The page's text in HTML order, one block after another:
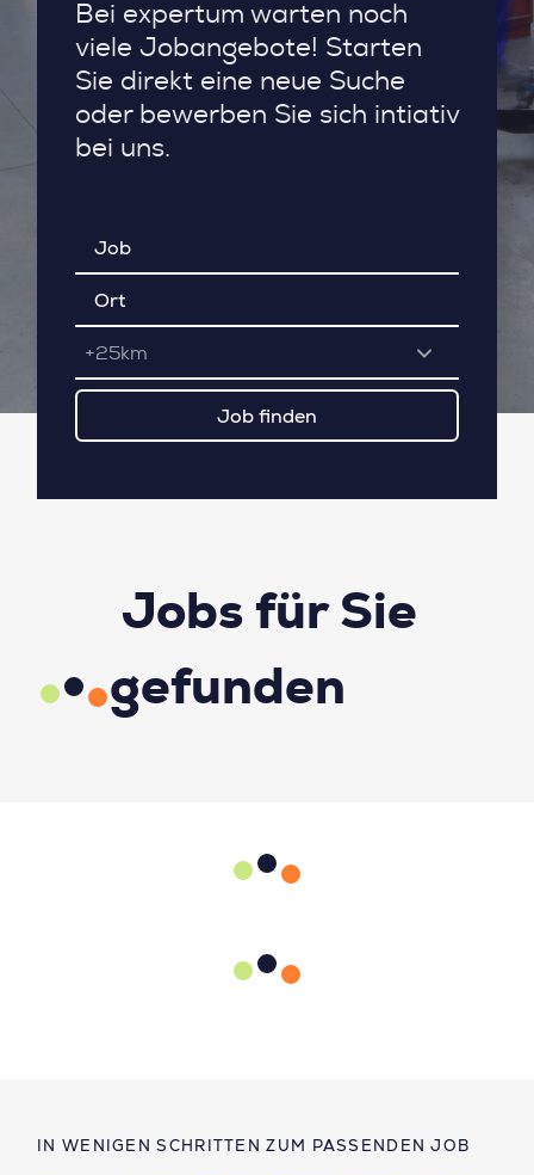
Bei expertum warten noch
viele Jobangebote! Starten
Sie direkt eine neue Suche
oder bewerben Sie sich intiativ
bei uns.
+25km
IN WENIGEN SCHRITTEN ZUM PASSENDEN JOB